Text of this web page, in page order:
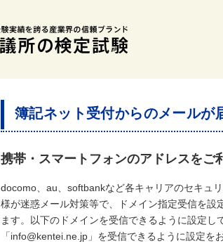
簿記ネット受付からのメールが
携帯・スマートフォンのアドレスをご
docomo、au、softbankなど各キャリアのセキュ
様が迷惑メール対策等で、ドメイン指定受信を
ます。以下のドメインを受信できるように設定し
「info@kentei.ne.jp」を受信できるように設定を